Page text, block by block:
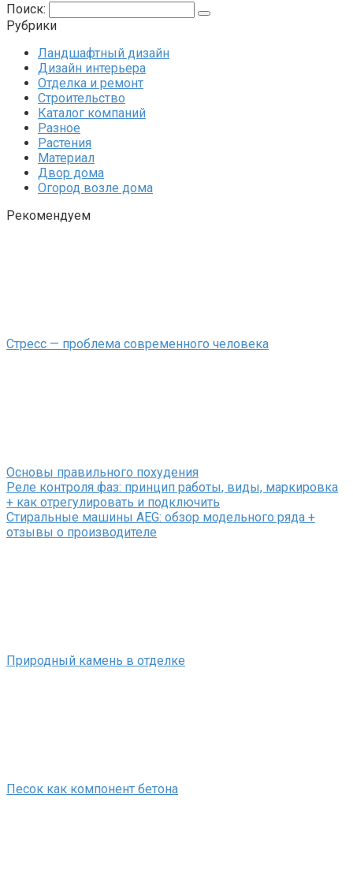
Поиск:
Рубрики
Ландшафтный дизайн
Дизайн интерьера
Отделка и ремонт
Строительство
Каталог компаний
Разное
Растения
Материал
Двор дома
Огород возле дома
Рекомендуем
Стресс — проблема современного человека
Основы правильного похудения
Реле контроля фаз: принцип работы, виды, маркировка
+ как отрегулировать и подключить
Стиральные машины AEG: обзор модельного ряда +
отзывы о производителе
Природный камень в отделке
Песок как компонент бетона